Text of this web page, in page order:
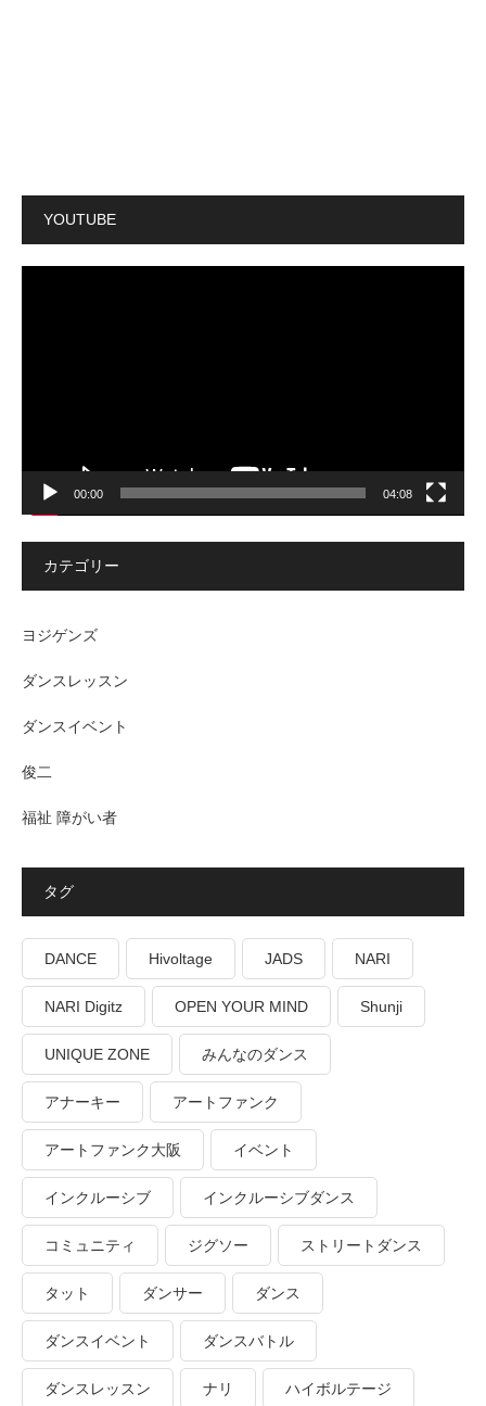
YOUTUBE
00:00 04:08
カテゴリー
ヨジゲンズ
ダンスレッスン
ダンスイベント
俊二
福祉 障がい者
タグ
DANCE Hivoltage JADS NARI
NARI Digitz OPEN YOUR MIND Shunji
UNIQUE ZONE みんなのダンス
アナーキー アートファンク
アートファンク大阪 イベント
インクルーシブ インクルーシブダンス
コミュニティ ジグソー ストリートダンス
タット ダンサー ダンス
ダンスイベント ダンスバトル
ダンスレッスン ナリ ハイボルテージ